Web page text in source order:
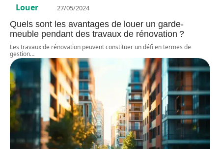
Louer 27/05/2024
Quels sont les avantages de louer un garde-
meuble pendant des travaux de rénovation ?
Les travaux de rénovation peuvent constituer un défi en termes de
gestion…